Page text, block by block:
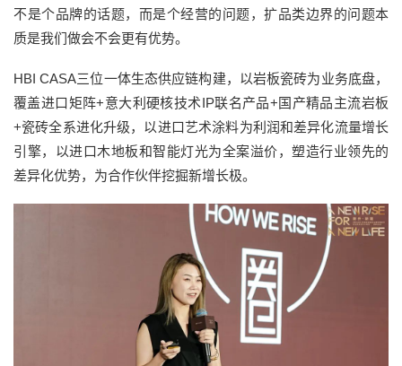
不是个品牌的话题，而是个经营的问题，扩品类边界的问题本
质是我们做会不会更有优势。
HBI CASA三位一体生态供应链构建，以岩板瓷砖为业务底盘，
覆盖进口矩阵+意大利硬核技术IP联名产品+国产精品主流岩板
+瓷砖全系进化升级，以进口艺术涂料为利润和差异化流量增长
引擎，以进口木地板和智能灯光为全案溢价，塑造行业领先的
差异化优势，为合作伙伴挖掘新增长极。